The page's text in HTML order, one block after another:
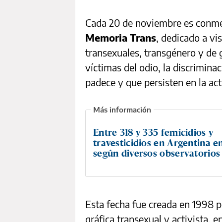
Cada 20 de noviembre es
Memoria Trans, dedicado a
transexuales, transgénero y de
víctimas del odio, la
padece y que persisten en la
Entre 318 y 335 femicidios y
travesticidios en Argentina
según diversos observatorios
Esta fecha fue creada en 1998
gráfica transexual y activista,